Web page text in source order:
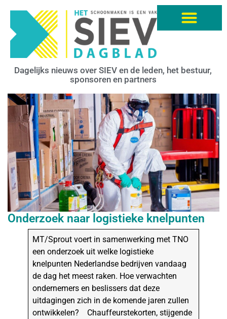
Dagelijks nieuws over SIEV en de leden, het bestuur,
sponsoren en partners
Onderzoek naar logistieke knelpunten
MT/Sprout voert in samenwerking met TNO
een onderzoek uit welke logistieke
knelpunten Nederlandse bedrijven vandaag
de dag het meest raken. Hoe verwachten
ondernemers en beslissers dat deze
uitdagingen zich in de komende jaren zullen
ontwikkelen? Chauffeurstekorten, stijgende